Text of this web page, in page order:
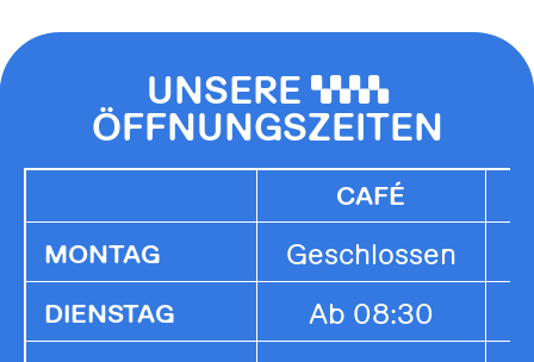
UNSERE 0000
ÖFFNUNGSZEITEN
CAFÉ
MONTAG Geschlossen
DIENSTAG Ab 08:30